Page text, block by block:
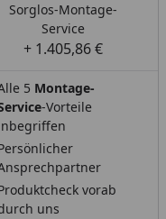
Sorglos-Montage-
Service
+ 1.405,86 €
5 Montage-
-Vorteile
vorab
uns